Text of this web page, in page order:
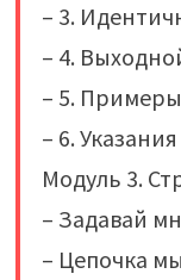
– 3.
– 4.
– 5.
– 6.
Модуль 3.
– Задавай
– Цепочка